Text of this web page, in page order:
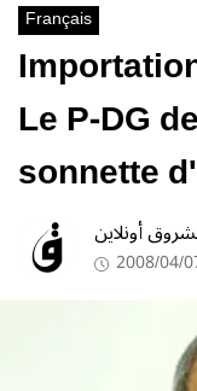
Français
Le P-DG
sonnette
أونلاين
2008/04/